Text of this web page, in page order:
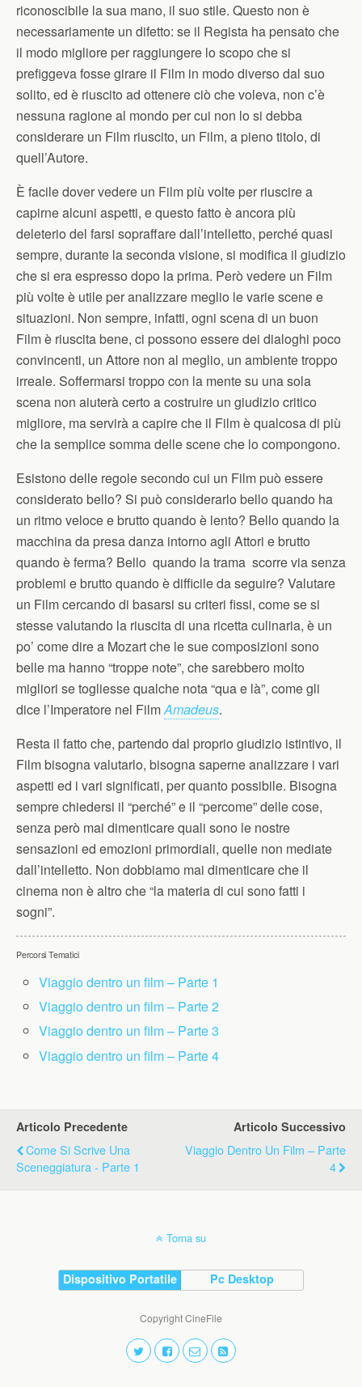
riconoscibile la sua mano, il suo stile. Questo non è
necessariamente un difetto: se il Regista ha pensato che
il modo migliore per raggiungere lo scopo che si
prefiggeva fosse girare il Film in modo diverso dal suo
solito, ed è riuscito ad ottenere ciò che voleva, non c’è
nessuna ragione al mondo per cui non lo si debba
considerare un Film riuscito, un Film, a pieno titolo, di
quell’Autore.
È facile dover vedere un Film più volte per riuscire a
capirne alcuni aspetti, e questo fatto è ancora più
deleterio del farsi sopraffare dall’intelletto, perché quasi
sempre, durante la seconda visione, si modifica il giudizio
che si era espresso dopo la prima. Però vedere un Film
più volte è utile per analizzare meglio le varie scene e
situazioni. Non sempre, infatti, ogni scena di un buon
Film è riuscita bene, ci possono essere dei dialoghi poco
convincenti, un Attore non al meglio, un ambiente troppo
irreale. Soffermarsi troppo con la mente su una sola
scena non aiuterà certo a costruire un giudizio critico
migliore, ma servirà a capire che il Film è qualcosa di più
che la semplice somma delle scene che lo compongono.
Esistono delle regole secondo cui un Film può essere
considerato bello? Si può considerarlo bello quando ha
un ritmo veloce e brutto quando è lento? Bello quando la
macchina da presa danza intorno agli Attori e brutto
quando è ferma? Bello quando la trama scorre via senza
problemi e brutto quando è difficile da seguire? Valutare
un Film cercando di basarsi su criteri fissi, come se si
stesse valutando la riuscita di una ricetta culinaria, è un
po’ come dire a Mozart che le sue composizioni sono
belle ma hanno “troppe note”, che sarebbero molto
migliori se togliesse qualche nota “qua e là”, come gli
dice l’Imperatore nel FilmAmadeus.
Resta il fatto che, partendo dal proprio giudizio istintivo, il
Film bisogna valutarlo, bisogna saperne analizzare i vari
aspetti ed i vari significati, per quanto possibile. Bisogna
sempre chiedersi il “perché” e il “percome” delle cose,
senza però mai dimenticare quali sono le nostre
sensazioni ed emozioni primordiali, quelle non mediate
dall’intelletto. Non dobbiamo mai dimenticare che il
cinema non è altro che “la materia di cui sono fatti i
sogni”.
Percorsi Tematici
Viaggio dentro un film – Parte 1
Viaggio dentro un film – Parte 2
Viaggio dentro un film – Parte 3
Viaggio dentro un film – Parte 4
Articolo Precedente
Come Si Scrive Una
Sceneggiatura - Parte 1
Articolo Successivo
Viaggio Dentro Un Film – Parte
4
Torna su
Dispositivo Portatile Pc Desktop
Copyright CineFile